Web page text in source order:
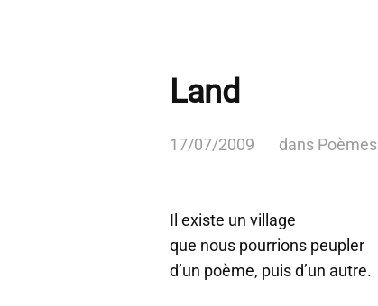
Land
17/07/2009 dans Poèmes
Il existe un village
que nous pourrions peupler
d’un poème, puis d’un autre.